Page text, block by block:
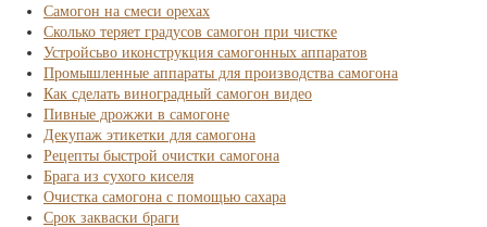
Самогон на смеси орехах
Сколько теряет градусов самогон при чистке
Устройсьво иконструкция самогонных аппаратов
Промышленные аппараты для производства самогона
Как сделать виноградный самогон видео
Пивные дрожжи в самогоне
Декупаж этикетки для самогона
Рецепты быстрой очистки самогона
Брага из сухого киселя
Очистка самогона с помощью сахара
Срок закваски браги